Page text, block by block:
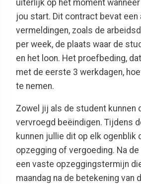
uiterlijk op het moment
jou start. Dit contract bevat
vermeldingen, zoals de
per week, de plaats waar de
en het loon. Het proefbeding,
met de eerste 3 werkdagen,
te nemen.
Zowel jij als de student kunnen
vervroegd beëindigen. Tijdens
kunnen jullie dit op elk ogenblik
opzegging of vergoeding. Na
een vaste opzeggingstermijn
maandag na de betekening van